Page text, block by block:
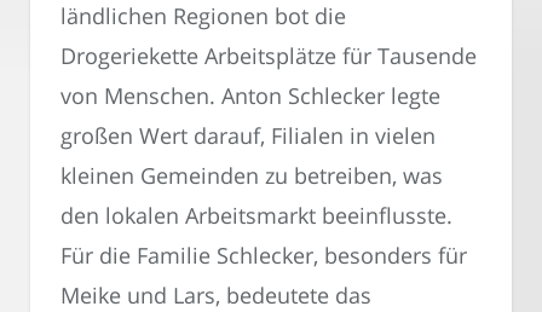
ländlichen Regionen bot die
Drogeriekette Arbeitsplätze für Tausende
von Menschen. Anton Schlecker legte
großen Wert darauf, Filialen in vielen
kleinen Gemeinden zu betreiben, was
den lokalen Arbeitsmarkt beeinflusste.
Für die Familie Schlecker, besonders für
Meike und Lars, bedeutete das